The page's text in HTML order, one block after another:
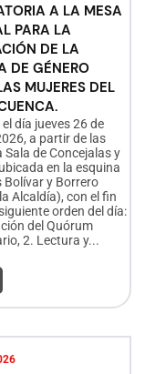
A LA MESA
PARA LA
DE LA
DE GÉNERO
MUJERES DEL
día jueves 26 de
a partir de las
Sala de Concejalas y
en la esquina
Bolívar y Borrero
Alcaldía), con el fin
orden del día:
del Quórum
2. Lectura y...